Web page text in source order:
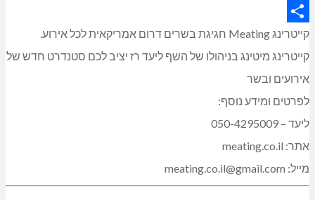
Copy
Link
Share
קייטרינג Meating חגיגת בשרים דרום אמריקאית לכל אירוע.
קייטרינג מיטינג בניהולו של השף ליעד רז יציב לכם סטנדרט חדש של
אירועים ובשר
לפרטים ומידע נוסף:
ליעד – 050-4295009
אתר: meating.co.il
מייל: meating.co.il@gmail.com